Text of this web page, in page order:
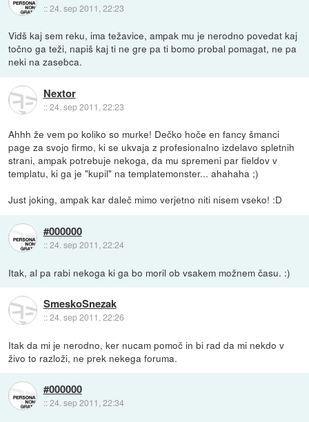
::24. sep 2011, 22:23
Vidš kaj sem reku, ima težavice, ampak mu je nerodno povedat kaj
točno ga teži, napiš kaj ti ne gre pa ti bomo probal pomagat, ne pa
neki na zasebca.
Nextor
::24. sep 2011, 22:23
Ahhh že vem po koliko so murke! Dečko hoče en fancy šmanci
page za svojo firmo, ki se ukvaja z profesionalno izdelavo spletnih
strani, ampak potrebuje nekoga, da mu spremeni par fieldov v
templatu, ki ga je "kupil" na templatemonster... ahahaha ;)
Just joking, ampak kar daleč mimo verjetno niti nisem vseko! :D
#000000
::24. sep 2011, 22:24
Itak, al pa rabi nekoga ki ga bo moril ob vsakem možnem času. :)
SmeskoSnezak
::24. sep 2011, 22:26
Itak da mi je nerodno, ker nucam pomoč in bi rad da mi nekdo v
živo to razloži, ne prek nekega foruma.
#000000
::24. sep 2011, 22:34